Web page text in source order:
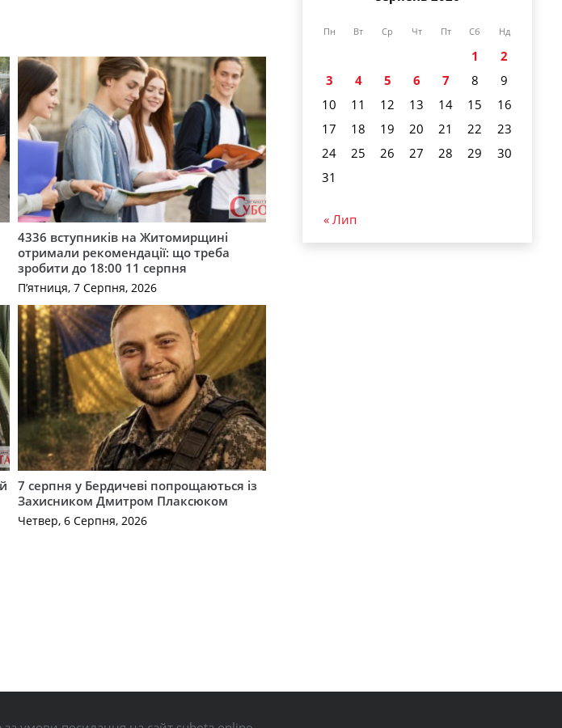
4336 вступників на Житомирщині
отримали рекомендації: що треба
зробити до 18:00 11 серпня
П’ятниця, 7 Серпня, 2026
7 серпня у Бердичеві попрощаються із
Захисником Дмитром Плаксюком
Четвер, 6 Серпня, 2026
Пн Вт Ср Чт Пт Сб Нд
1
2
3
4 5 6 7 8
9
10
11 12 13 14 15
16
17
18 19 20 21 22
23
24
25 26 27 28 29
30
31
« Лип